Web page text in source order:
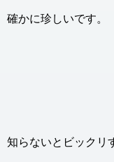
確かに珍しいです。
知らないとビックリ